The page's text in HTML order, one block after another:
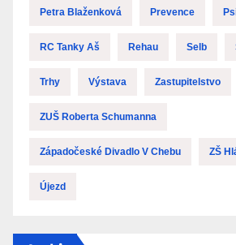
Petra Blaženková Prevence
RC Tanky Aš Rehau Selb
Trhy Výstava Zastupitelstvo
ZUŠ Roberta Schumanna
Západočeské Divadlo V Chebu ZŠ
Újezd